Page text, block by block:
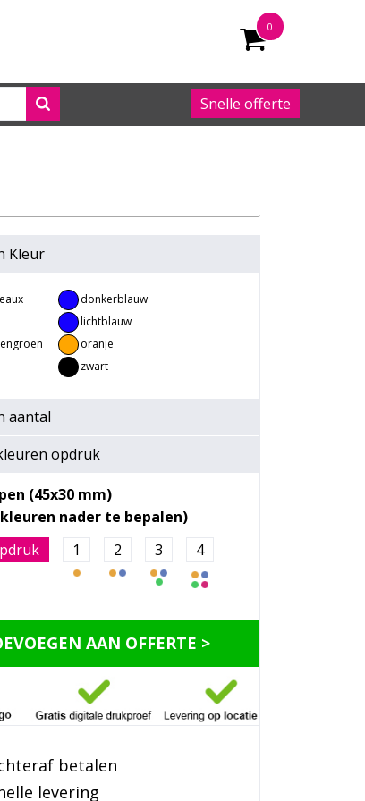
0
Snelle offerte
Kleur
donkerblauw
lichtblauw
oranje
zwart
aantal
opdruk
(45x30 mm)
1 2 3 4
AAN OFFERTE >
betalen
levering